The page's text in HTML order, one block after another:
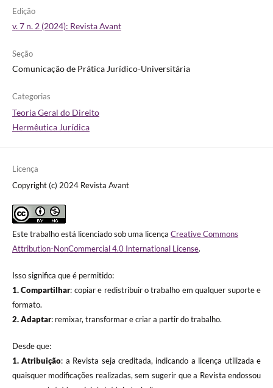
Edição
v. 7 n. 2 (2024): Revista Avant
Seção
Comunicação de Prática Jurídico-Universitária
Categorias
Teoria Geral do Direito
Hermêutica Jurídica
Licença
Copyright (c) 2024 Revista Avant
Este trabalho está licenciado sob uma licença Creative Commons
Attribution-NonCommercial 4.0 International License.
Isso significa que é permitido:
1. Compartilhar: copiar e redistribuir o trabalho em qualquer suporte e
formato.
2. Adaptar: remixar, transformar e criar a partir do trabalho.
Desde que:
1. Atribuição: a Revista seja creditada, indicando a licença utilizada e
quaisquer modificações realizadas, sem sugerir que a Revista endossou